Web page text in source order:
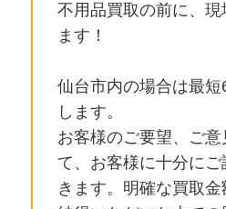
不用品買取の前に、現
ます！
仙台市内の場合は最
します。
お客様のご要望、ご
て、お客様に十分に
きます。明確な買取